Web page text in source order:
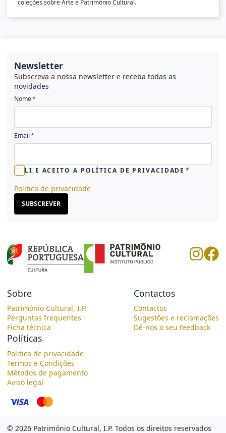
coleções sobre Arte e Património Cultural.
Newsletter
Subscreva a nossa newsletter e receba todas as
novidades
Nome
Email
LI E ACEITO A POLÍTICA DE PRIVACIDADE
Politica de privacidade
SUBSCREVER
Sobre
Património Cultural, I.P.
Perguntas frequentes
Ficha técnica
Contactos
Contactos
Sugestões e reclamações
Dê-nos o seu feedback
Políticas
Politica de privacidade
Termos e Condições
Métodos de pagamento
Aviso legal
© 2026 Património Cultural, I.P. Todos os direitos reservados